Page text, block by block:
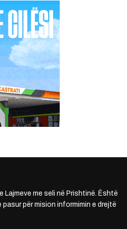
me seli në Prishtinë. Është
për mision informimin e drejtë